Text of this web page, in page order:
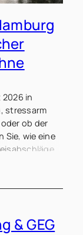
in
stressarm
ob der
Sie, wie eine
& GEG